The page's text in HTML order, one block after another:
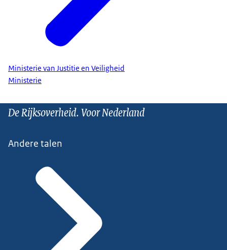
Ministerie van Justitie en Veiligheid
Ministerie
De Rijksoverheid. Voor Nederland
Andere talen